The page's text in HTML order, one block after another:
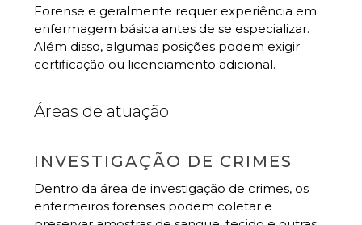
Forense e geralmente requer experiência em
enfermagem básica antes de se especializar.
Além disso, algumas posições podem exigir
certificação ou licenciamento adicional.
Áreas de atuação
INVESTIGAÇÃO DE CRIMES
Dentro da área de investigação de crimes, os
enfermeiros forenses podem coletar e